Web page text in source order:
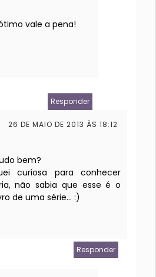
vale a pena!
Responder
26 DE MAIO DE 2013 ÀS 18:12
bem?
curiosa para conhecer
não sabia que esse é o
de uma série... :)
Responder